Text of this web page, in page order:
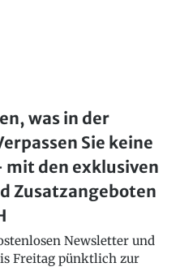
was in der
Sie keine
den exklusiven
Zusatzangeboten
Newsletter und
Freitag pünktlich zur